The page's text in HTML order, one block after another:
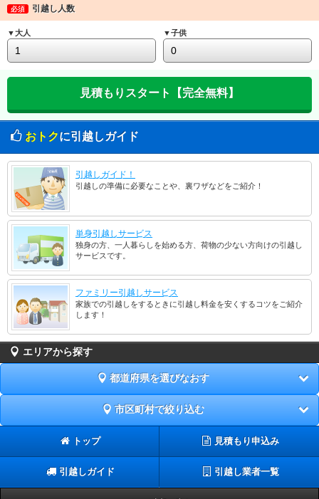
必須 引越し人数
▼大人 ▼子供
おトクに引越しガイド
引越しガイド！
引越しの準備に必要なことや、裏ワザなどをご紹介！
単身引越しサービス
独身の方、一人暮らしを始める方、荷物の少ない方向けの引越し
サービスです。
ファミリー引越しサービス
家族での引越しをするときに引越し料金を安くするコツをご紹介
します！
エリアから探す
都道府県を選びなおす
市区町村で絞り込む
トップ 見積もり申込み
引越しガイド 引越し業者一覧